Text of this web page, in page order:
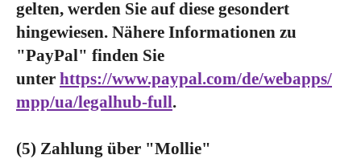
gelten, werden Sie auf diese gesondert
hingewiesen. Nähere Informationen zu
"PayPal" finden Sie
unter https://www.paypal.com/de/webapps/
mpp/ua/legalhub-full.
(5) Zahlung über "Mollie"